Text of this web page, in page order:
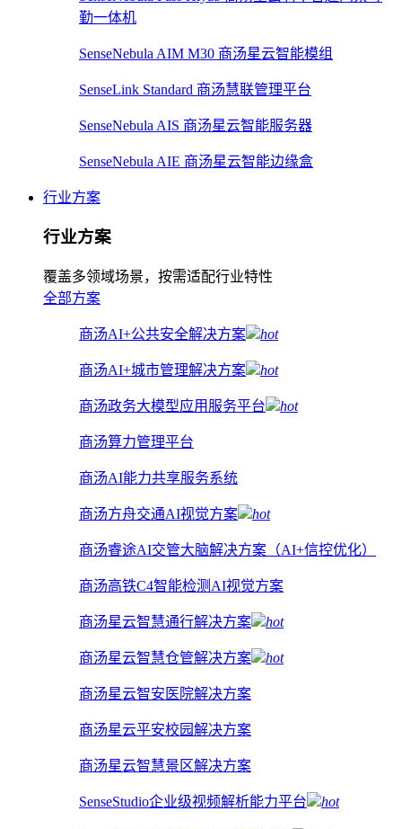
勤一体机
SenseNebula AIM M30 商汤星云智能模组
SenseLink Standard 商汤慧联管理平台
SenseNebula AIS 商汤星云智能服务器
SenseNebula AIE 商汤星云智能边缘盒
行业方案
行业方案
覆盖多领域场景，按需适配行业特性
全部方案
商汤AI+公共安全解决方案 hot
商汤AI+城市管理解决方案 hot
商汤政务大模型应用服务平台 hot
商汤算力管理平台
商汤AI能力共享服务系统
商汤方舟交通AI视觉方案 hot
商汤睿途AI交管大脑解决方案（AI+信控优化）
商汤高铁C4智能检测AI视觉方案
商汤星云智慧通行解决方案 hot
商汤星云智慧仓管解决方案 hot
商汤星云智安医院解决方案
商汤星云平安校园解决方案
商汤星云智慧景区解决方案
SenseStudio企业级视频解析能力平台 hot